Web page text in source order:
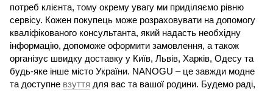
потреб клієнта, тому окрему увагу ми приділяємо рівню
сервісу. Кожен покупець може розраховувати на допомогу
кваліфікованого консультанта, який надасть необхідну
інформацію, допоможе оформити замовлення, а також
організує швидку доставку у Київ, Львів, Харків, Одесу та
будь-яке інше місто України. NANOGU – це завжди модне
та доступне взуття для вас та вашої родини. Будемо раді,